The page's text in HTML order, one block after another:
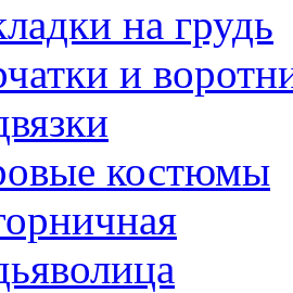
на грудь
и
костюмы